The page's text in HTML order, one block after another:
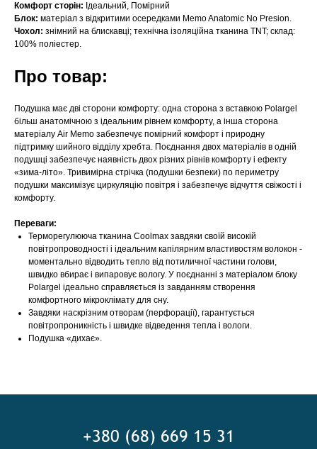
Комфорт сторін: Ідеальний, Помірний
Блок: матеріал з відкритими осередками Memo Anatomic No Presion.
Чохол: знімний на блискавці; технічна ізоляційна тканина TNT; склад:
100% поліестер.
Про товар:
Подушка має дві сторони комфорту: одна сторона з вставкою Polargel
більш анатомічною з ідеальним рівнем комфорту, а інша сторона
матеріалу Air Memo забезпечує помірний комфорт і природну
підтримку шийного відділу хребта. Поєднання двох матеріалів в одній
подушці забезпечує наявність двох різних рівнів комфорту і ефекту
«зима-літо». Тривимірна стрічка (подушки безпеки) по периметру
подушки максимізує циркуляцію повітря і забезпечує відчуття свіжості і
комфорту.
Переваги:
Терморегулююча тканина Coolmax завдяки своїй високій
повітропроводності і ідеальним капілярним властивостям волокон -
моментально відводить тепло від потиличної частини голови,
швидко вбирає і випаровує вологу. У поєднанні з матеріалом блоку
Polargel ідеально справляється із завданням створення
комфортного мікроклімату для сну.
Завдяки наскрізним отворам (перфорації), гарантується
повітропроникність і швидке відведення тепла і вологи.
Подушка «дихає».
+380 (68) 669 15 31